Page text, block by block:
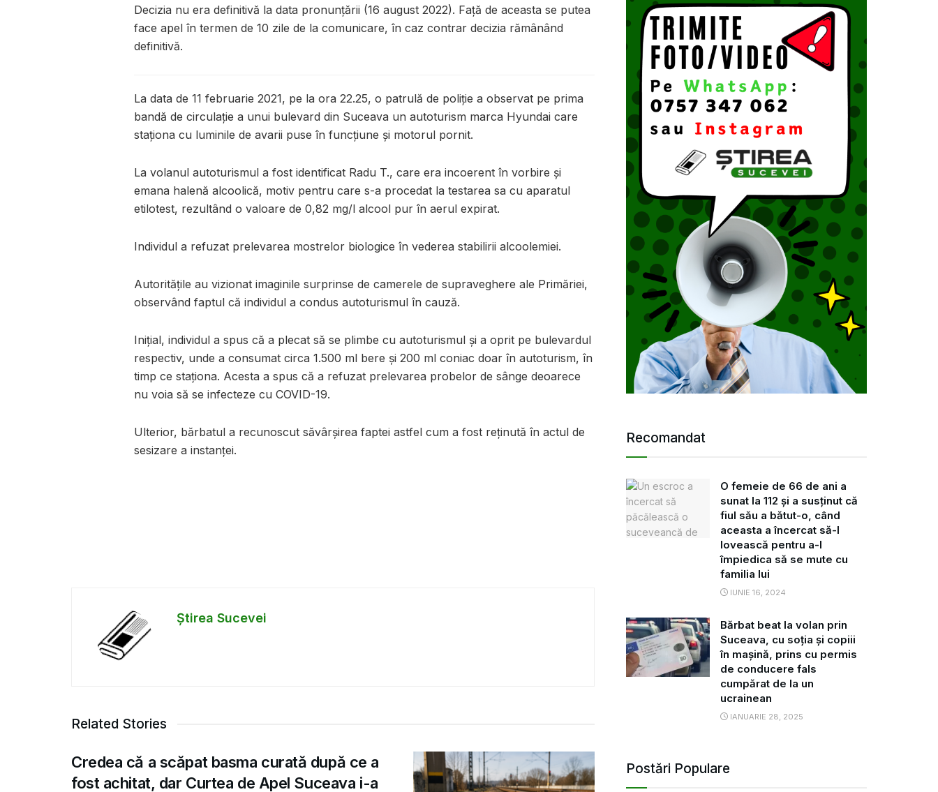
Decizia nu era definitivă la data pronunțării (16 august 2022). Față de aceasta se putea
face apel în termen de 10 zile de la comunicare, în caz contrar decizia rămânând
definitivă.
La data de 11 februarie 2021, pe la ora 22.25, o patrulă de poliție a observat pe prima
bandă de circulație a unui bulevard din Suceava un autoturism marca Hyundai care
staționa cu luminile de avarii puse în funcțiune și motorul pornit.
La volanul autoturismul a fost identificat Radu T., care era incoerent în vorbire și
emana halenă alcoolică, motiv pentru care s-a procedat la testarea sa cu aparatul
etilotest, rezultând o valoare de 0,82 mg/l alcool pur în aerul expirat.
Individul a refuzat prelevarea mostrelor biologice în vederea stabilirii alcoolemiei.
Autoritățile au vizionat imaginile surprinse de camerele de supraveghere ale Primăriei,
observând faptul că individul a condus autoturismul în cauză.
Inițial, individul a spus că a plecat să se plimbe cu autoturismul și a oprit pe bulevardul
respectiv, unde a consumat circa 1.500 ml bere și 200 ml coniac doar în autoturism, în
timp ce staționa. Acesta a spus că a refuzat prelevarea probelor de sânge deoarece
nu voia să se infecteze cu COVID-19.
Ulterior, bărbatul a recunoscut săvârșirea faptei astfel cum a fost reținută în actul de
sesizare a instanței.
Știrea Sucevei
Related Stories
Credea că a scăpat basma curată după ce a
fost achitat, dar Curtea de Apel Suceava i-a
Recomandat
O femeie de 66 de ani a
sunat la 112 și a susținut că
fiul său a bătut-o, când
aceasta a încercat să-l
lovească pentru a-l
împiedica să se mute cu
familia lui
IUNIE 16, 2024
Bărbat beat la volan prin
Suceava, cu soția și copiii
în mașină, prins cu permis
de conducere fals
cumpărat de la un
ucrainean
IANUARIE 28, 2025
Postări Populare